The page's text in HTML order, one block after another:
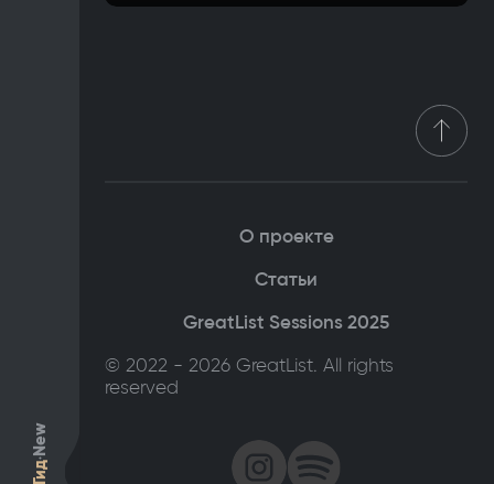
Гид
New
© 2022 - 2026 GreatList. All rights
reserved
О проекте
Статьи
GreatList Sessions 2025